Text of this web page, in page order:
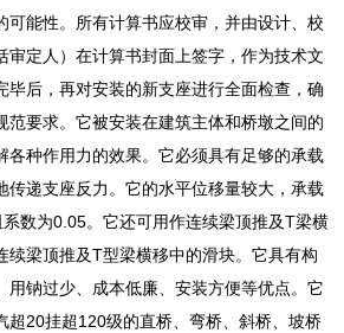
可能性。所有计算书应校审，并由设计、校
审定人）在计算书封面上签字，作为技术文
毕后，再对安装的新支座进行全面检查，确
范要求。它被安装在建筑主体和桥墩之间的
各种作用力的效果。它必须具有足够的承载
传递支座反力。它的水平位移量较大，承载
数为0.05。它还可用作连续梁顶推及T梁横
续梁顶推及T型梁横移中的滑块。它具有构
用钠过少、成本低廉、安装方便等优点。它
超20挂超120级的直桥、弯桥、斜桥、坡桥